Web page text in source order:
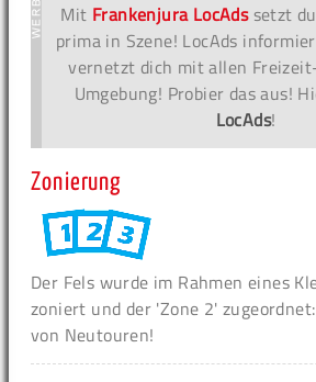
Mit Frankenjura LocAdssetzt
prima in Szene! LocAds
vernetzt dich mit allen
Umgebung! Probier das aus!
LocAds!
Zonierung
Der Fels wurde im Rahmen eines
zoniert und der 'Zone 2'
von Neutouren!